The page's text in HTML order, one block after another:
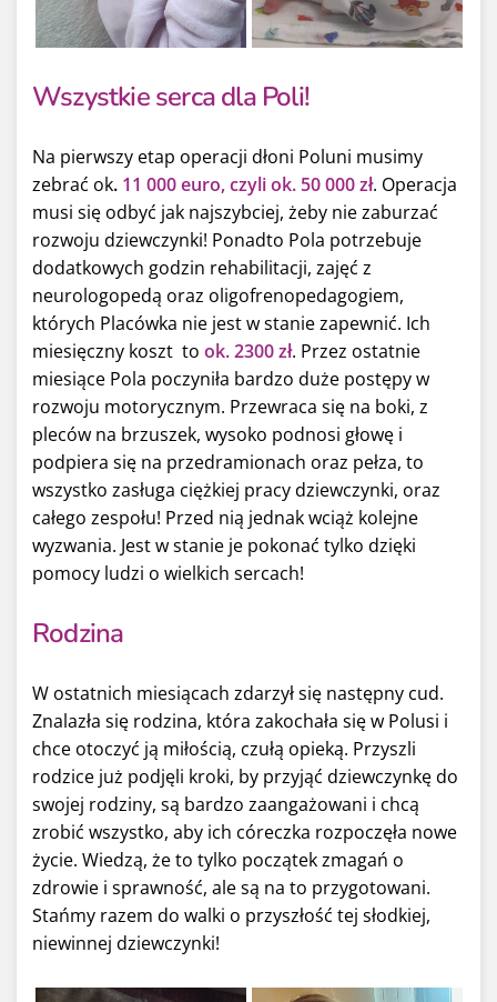
Wszystkie serca dla Poli!
Na pierwszy etap operacji dłoni Poluni musimy
zebrać ok. 11 000 euro, czyli ok. 50 000 zł. Operacja
musi się odbyć jak najszybciej, żeby nie zaburzać
rozwoju dziewczynki! Ponadto Pola potrzebuje
dodatkowych godzin rehabilitacji, zajęć z
neurologopedą oraz oligofrenopedagogiem,
których Placówka nie jest w stanie zapewnić. Ich
miesięczny koszt to ok. 2300 zł. Przez ostatnie
miesiące Pola poczyniła bardzo duże postępy w
rozwoju motorycznym. Przewraca się na boki, z
pleców na brzuszek, wysoko podnosi głowę i
podpiera się na przedramionach oraz pełza, to
wszystko zasługa ciężkiej pracy dziewczynki, oraz
całego zespołu! Przed nią jednak wciąż kolejne
wyzwania. Jest w stanie je pokonać tylko dzięki
pomocy ludzi o wielkich sercach!
Rodzina
W ostatnich miesiącach zdarzył się następny cud.
Znalazła się rodzina, która zakochała się w Polusi i
chce otoczyć ją miłością, czułą opieką. Przyszli
rodzice już podjęli kroki, by przyjąć dziewczynkę do
swojej rodziny, są bardzo zaangażowani i chcą
zrobić wszystko, aby ich córeczka rozpoczęła nowe
życie. Wiedzą, że to tylko początek zmagań o
zdrowie i sprawność, ale są na to przygotowani.
Stańmy razem do walki o przyszłość tej słodkiej,
niewinnej dziewczynki!